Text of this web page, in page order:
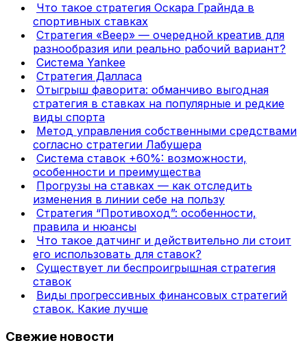
Что такое стратегия Оскара Грайнда в
спортивных ставках
Стратегия «Веер» — очередной креатив для
разнообразия или реально рабочий вариант?
Система Yankee
Стратегия Далласа
Отыгрыш фаворита: обманчиво выгодная
стратегия в ставках на популярные и редкие
виды спорта
Метод управления собственными средствами
согласно стратегии Лабушера
Система ставок +60%: возможности,
особенности и преимущества
Прогрузы на ставках — как отследить
изменения в линии себе на пользу
Стратегия “Противоход”: особенности,
правила и нюансы
Что такое датчинг и действительно ли стоит
его использовать для ставок?
Существует ли беспроигрышная стратегия
ставок
Виды прогрессивных финансовых стратегий
ставок. Какие лучше
Свежие новости